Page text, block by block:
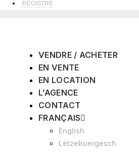
REGISTRE
VENDRE / ACHETER
EN VENTE
EN LOCATION
L’AGENCE
CONTACT
FRANÇAIS
English
Lëtzebuergesch